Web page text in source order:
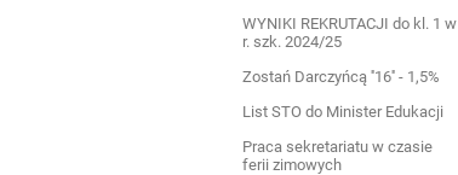
WYNIKI REKRUTACJI do kl. 1 w
r. szk. 2024/25
Zostań Darczyńcą ''16'' - 1,5%
List STO do Minister Edukacji
Praca sekretariatu w czasie
ferii zimowych